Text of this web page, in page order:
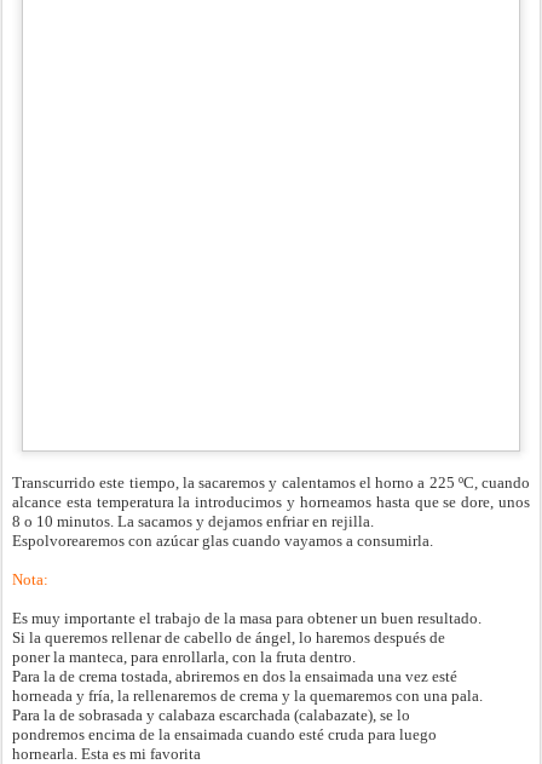
Transcurrido este tiempo, la sacaremos y calentamos el horno a 225 ºC, cuando
alcance esta temperatura la introducimos y horneamos hasta que se dore, unos
8 o 10 minutos. La sacamos y dejamos enfriar en rejilla.
Espolvorearemos con azúcar glas cuando vayamos a consumirla.
Nota:
Es muy importante el trabajo de la masa para obtener un buen resultado.
Si la queremos rellenar de cabello de ángel, lo haremos después de
poner la manteca, para enrollarla, con la fruta dentro.
Para la de crema tostada, abriremos en dos la ensaimada una vez esté
horneada y fría, la rellenaremos de crema y la quemaremos con una pala.
Para la de sobrasada y calabaza escarchada (calabazate), se lo
pondremos encima de la ensaimada cuando esté cruda para luego
hornearla. Esta es mi favorita